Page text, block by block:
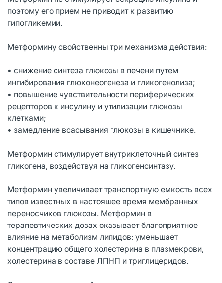
поэтому его прием не приводит к развитию
гипогликемии.
Метформину свойственны три механизма действия:
• снижение синтеза глюкозы в печени путем
ингибирования глюконеогенеза и гликогенолиза;
• повышение чувствительности периферических
рецепторов к инсулину и утилизации глюкозы
клетками;
• замедление всасывания глюкозы в кишечнике.
Метформин стимулирует внутриклеточный синтез
гликогена, воздействуя на гликогенсинтазу.
Метформин увеличивает транспортную емкость всех
типов известных в настоящее время мембранных
переносчиков глюкозы. Метформин в
терапевтических дозах оказывает благоприятное
влияние на метаболизм липидов: уменьшает
концентрацию общего холестерина в плазмекрови,
холестерина в составе ЛПНП и триглицеридов.